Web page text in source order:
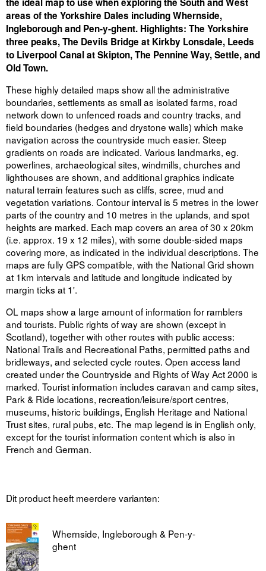
areas of the Yorkshire Dales including Whernside,
Ingleborough and Pen-y-ghent. Highlights: The Yorkshire
three peaks, The Devils Bridge at Kirkby Lonsdale, Leeds
to Liverpool Canal at Skipton, The Pennine Way, Settle, and
Old Town.
These highly detailed maps show all the administrative
boundaries, settlements as small as isolated farms, road
network down to unfenced roads and country tracks, and
field boundaries (hedges and drystone walls) which make
navigation across the countryside much easier. Steep
gradients on roads are indicated. Various landmarks, eg.
powerlines, archaeological sites, windmills, churches and
lighthouses are shown, and additional graphics indicate
natural terrain features such as cliffs, scree, mud and
vegetation variations. Contour interval is 5 metres in the lower
parts of the country and 10 metres in the uplands, and spot
heights are marked. Each map covers an area of 30 x 20km
(i.e. approx. 19 x 12 miles), with some double-sided maps
covering more, as indicated in the individual descriptions. The
maps are fully GPS compatible, with the National Grid shown
at 1km intervals and latitude and longitude indicated by
margin ticks at 1'.
OL maps show a large amount of information for ramblers
and tourists. Public rights of way are shown (except in
Scotland), together with other routes with public access:
National Trails and Recreational Paths, permitted paths and
bridleways, and selected cycle routes. Open access land
created under the Countryside and Rights of Way Act 2000 is
marked. Tourist information includes caravan and camp sites,
Park & Ride locations, recreation/leisure/sport centres,
museums, historic buildings, English Heritage and National
Trust sites, rural pubs, etc. The map legend is in English only,
except for the tourist information content which is also in
French and German.
Dit product heeft meerdere varianten:
Whernside, Ingleborough & Pen-y-
ghent